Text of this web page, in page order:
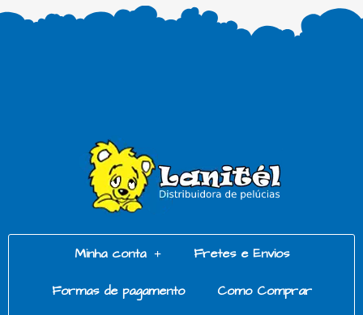
Minha conta Fretes e Envios
Formas de pagamento Como Comprar